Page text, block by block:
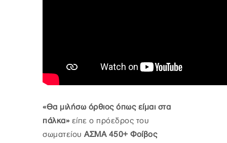
«Θα μιλήσω όρθιος όπως είμαι στα
πάλκα» είπε ο πρόεδρος του
σωματείου ΑΣΜΑ 450+ Φοίβος